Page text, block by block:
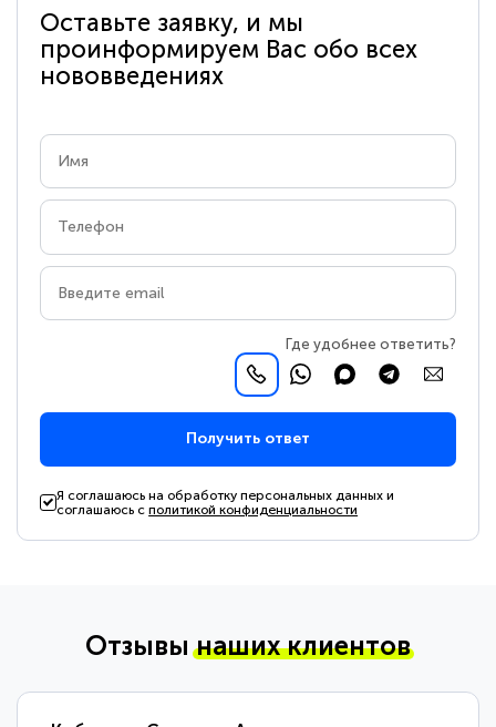
Оставьте заявку, и мы
проинформируем Вас обо всех
нововведениях
Где удобнее ответить?
Получить ответ
Я соглашаюсь на обработку персональных данных и
соглашаюсь сполитикой конфиденциальности
Отзывынаших клиентов